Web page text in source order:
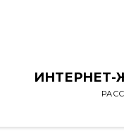
ИНТЕРНЕТ-